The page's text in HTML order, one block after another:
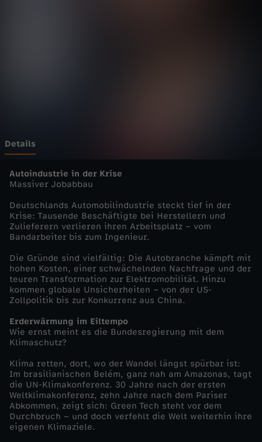
a
g
a
z
i
n
-
f
r
o
n
Details
Autoindustrie in der Krise
Massiver Jobabbau
Deutschlands Automobilindustrie steckt tief in der
Krise: Tausende Beschäftigte bei Herstellern und
Zulieferern verlieren ihren Arbeitsplatz – vom
Bandarbeiter bis zum Ingenieur.
Die Gründe sind vielfältig: Die Autobranche kämpft mit
hohen Kosten, einer schwächelnden Nachfrage und der
teuren Transformation zur Elektromobilität. Hinzu
kommen globale Unsicherheiten – von der US-
Zollpolitik bis zur Konkurrenz aus China.
Erderwärmung im Eiltempo
Wie ernst meint es die Bundesregierung mit dem
Klimaschutz?
Klima retten, dort, wo der Wandel längst spürbar ist:
Im brasilianischen Belém, ganz nah am Amazonas, tagt
die UN-Klimakonferenz. 30 Jahre nach der ersten
Weltklimakonferenz, zehn Jahre nach dem Pariser
Abkommen, zeigt sich: Green Tech steht vor dem
Durchbruch – und doch verfehlt die Welt weiterhin ihre
eigenen Klimaziele.